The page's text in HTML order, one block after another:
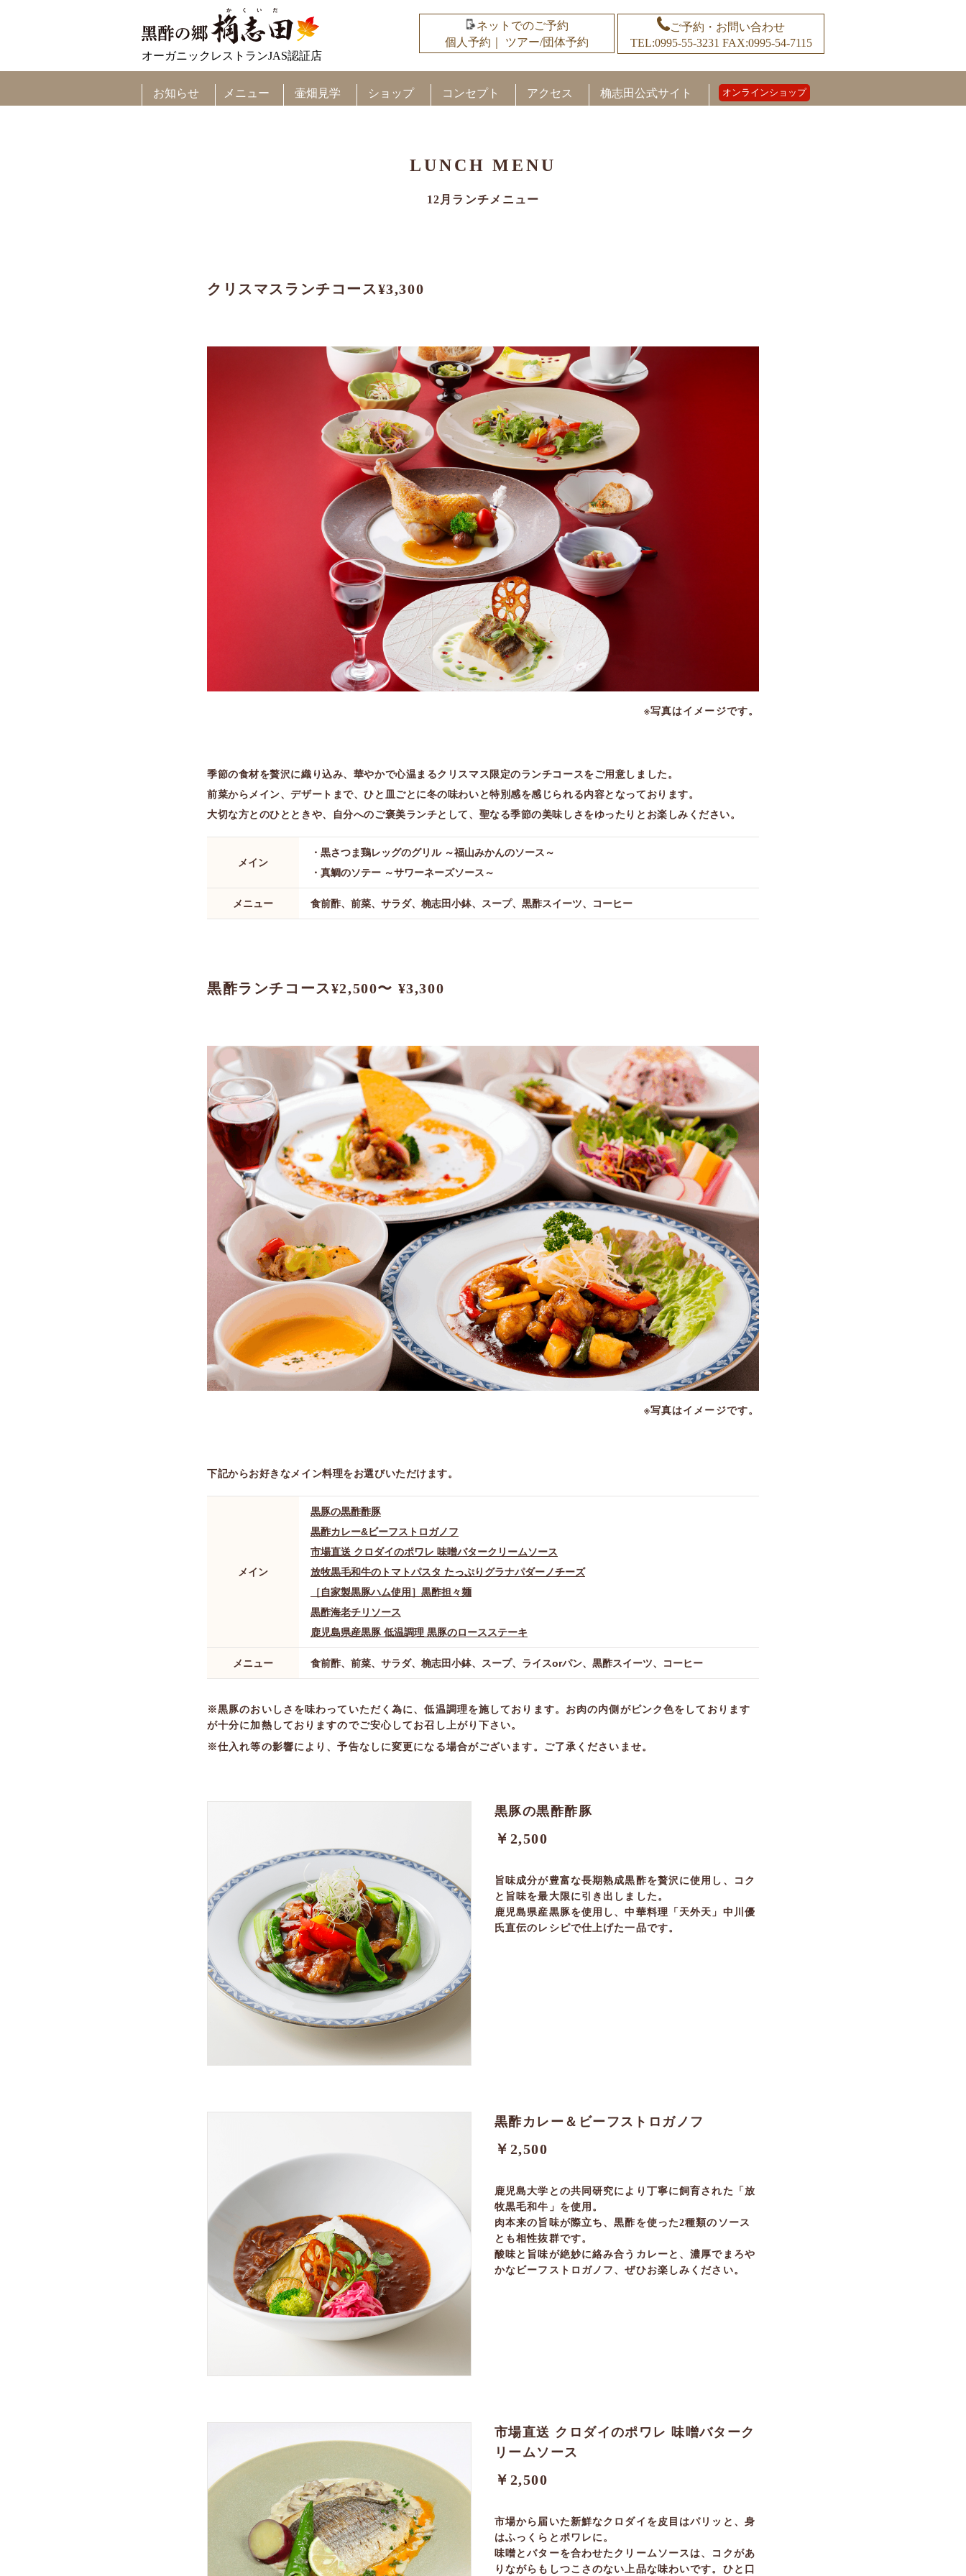
オーガニックレストランJAS認証店
ネットでのご予約
個人予約
ツアー/団体予約
ご予約・お問い合わせ
TEL:0995-55-3231 FAX:0995-54-7115
お知らせ メニュー 壷畑見学 ショップ コンセプト アクセス 桷志田公式サイト オンラインショップ
LUNCH MENU
12月ランチメニュー
クリスマスランチコース¥3,300
※写真はイメージです。
季節の食材を贅沢に織り込み、華やかで心温まるクリスマス限定のランチコースをご用意しました。
前菜からメイン、デザートまで、ひと皿ごとに冬の味わいと特別感を感じられる内容となっております。
大切な方とのひとときや、自分へのご褒美ランチとして、聖なる季節の美味しさをゆったりとお楽しみください。
メイン
・黒さつま鶏レッグのグリル ～福山みかんのソース～
・真鯛のソテー ～サワーネーズソース～
メニュー 食前酢、前菜、サラダ、桷志田小鉢、スープ、黒酢スイーツ、コーヒー
黒酢ランチコース¥2,500〜 ¥3,300
※写真はイメージです。
下記からお好きなメイン料理をお選びいただけます。
メイン
黒豚の黒酢酢豚
黒酢カレー&ビーフストロガノフ
市場直送 クロダイのポワレ 味噌バタークリームソース
放牧黒毛和牛のトマトパスタ たっぷりグラナパダーノチーズ
［自家製黒豚ハム使用］黒酢担々麺
黒酢海老チリソース
鹿児島県産黒豚 低温調理 黒豚のロースステーキ
メニュー 食前酢、前菜、サラダ、桷志田小鉢、スープ、ライスorパン、黒酢スイーツ、コーヒー
黒豚のおいしさを味わっていただく為に、低温調理を施しております。お肉の内側がピンク色をしております
が十分に加熱しておりますのでご安心してお召し上がり下さい。
仕入れ等の影響により、予告なしに変更になる場合がございます。ご了承くださいませ。
黒豚の黒酢酢豚
￥2,500
旨味成分が豊富な長期熟成黒酢を贅沢に使用し、コク
と旨味を最大限に引き出しました。
鹿児島県産黒豚を使用し、中華料理「天外天」中川優
氏直伝のレシピで仕上げた一品です。
黒酢カレー＆ビーフストロガノフ
￥2,500
鹿児島大学との共同研究により丁寧に飼育された「放
牧黒毛和牛」を使用。
肉本来の旨味が際立ち、黒酢を使った2種類のソース
とも相性抜群です。
酸味と旨味が絶妙に絡み合うカレーと、濃厚でまろや
かなビーフストロガノフ、ぜひお楽しみください。
市場直送 クロダイのポワレ 味噌バターク
リームソース
￥2,500
市場から届いた新鮮なクロダイを皮目はパリッと、身
はふっくらとポワレに。
味噌とバターを合わせたクリームソースは、コクがあ
りながらもしつこさのない上品な味わいです。ひと口